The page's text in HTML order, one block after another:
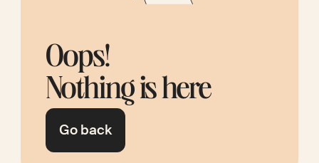
Oops!
Nothing is here
Go back